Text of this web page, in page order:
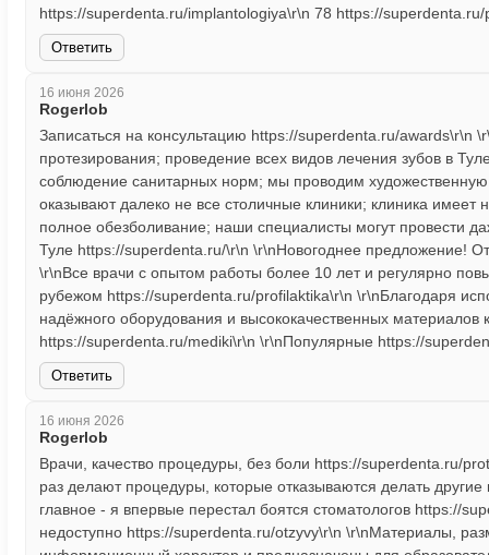
https://superdenta.ru/implantologiya\r\n 78 https://
Ответить
16 июня 2026
Rogerlob
Записаться на консультацию https://superdenta.ru/awards\r\n
протезирования; проведение всех видов лечения зубов в
соблюдение санитарных норм; мы проводим художественную
оказывают далеко не все столичные клиники; клиника
полное обезболивание; наши специалисты могут провести
Туле https://superdenta.ru/\r\n \r\nНовогоднее предложение!
\r\nВсе врачи с опытом работы более 10 лет и регулярно
рубежом https://superdenta.ru/profilaktika\r\n \r\nБлагодаря
надёжного оборудования и высококачественных
https://superdenta.ru/mediki\r\n \r\nПопулярные https://
Ответить
16 июня 2026
Rogerlob
Врачи, качество процедуры, без боли https://superdenta.ru/
раз делают процедуры, которые отказываются делать
главное - я впервые перестал боятся стоматологов https://
недоступно https://superdenta.ru/otzyvy\r\n \r\nМатериалы,